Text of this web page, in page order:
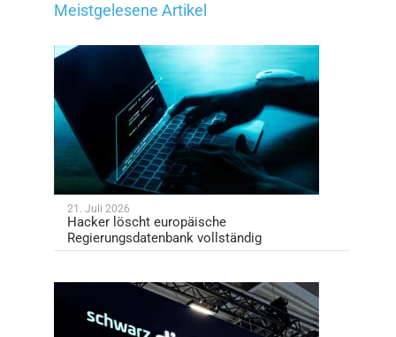
Meistgelesene Artikel
21. Juli 2026
Hacker löscht europäische
Regierungsdatenbank vollständig